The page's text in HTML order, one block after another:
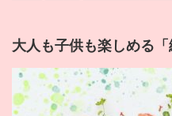
大人も子供も楽しめる「